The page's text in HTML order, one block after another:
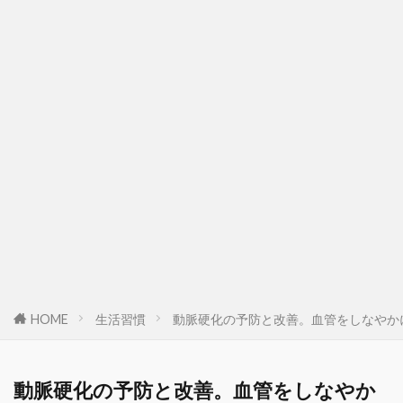
HOME 生活習慣 動脈硬化の予防と改善。血管をしなや
動脈硬化の予防と改善。血管をしなやか